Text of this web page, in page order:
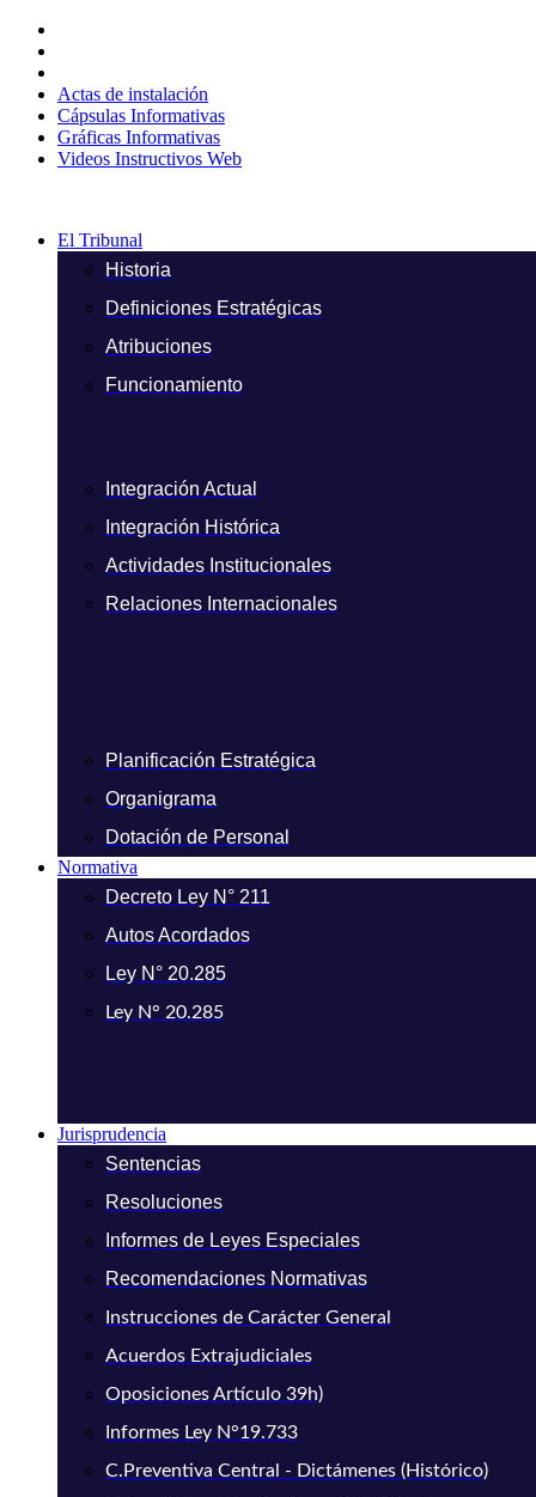
contenido
Actas de instalación
Cápsulas Informativas
Gráficas Informativas
Videos Instructivos Web
El Tribunal
Historia
Definiciones Estratégicas
Atribuciones
Funcionamiento
Integración Actual
Integración Histórica
Actividades Institucionales
Relaciones Internacionales
Planificación Estratégica
Organigrama
Dotación de Personal
Normativa
Decreto Ley N° 211
Autos Acordados
Ley N° 20.285
Ley N° 20.285
Jurisprudencia
Sentencias
Resoluciones
Informes de Leyes Especiales
Recomendaciones Normativas
Instrucciones de Carácter General
Acuerdos Extrajudiciales
Oposiciones Artículo 39h)
Informes Ley N°19.733
C.Preventiva Central - Dictámenes (Histórico)